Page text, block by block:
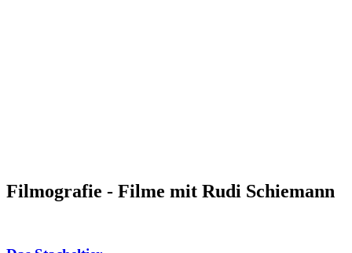
Filmografie - Filme mit Rudi Schiemann